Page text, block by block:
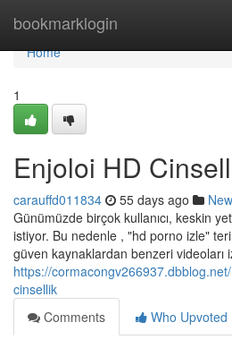
bookmarklogin
Home
Home
1
Enjoloi HD
carauffd011834 55 days ago
Günümüzde birçok kullanıcı, keskin
istiyor. Bu nedenle , "hd porno izle"
güven kaynaklardan benzeri videoları
https://
cinsellik
Comments
Who Upvoted